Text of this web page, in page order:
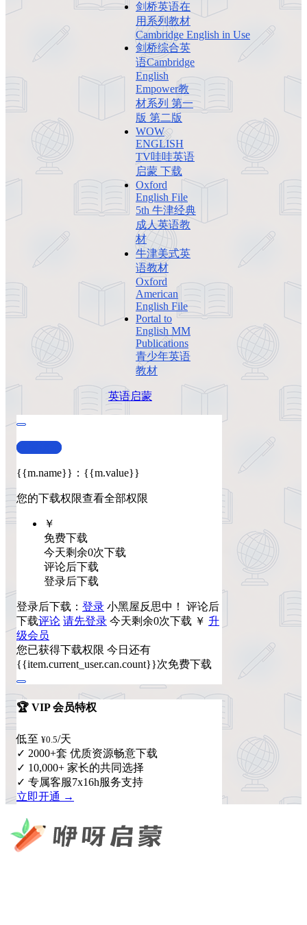
剑桥英语在
用系列教材
Cambridge English in Use
剑桥综合英
语Cambridge
English
Empower教
材系列 第一
版 第二版
WOW
ENGLISH
TV哇哇英语
启蒙 下载
Oxford
English File
5th 牛津经典
成人英语教
材
牛津美式英
语教材
Oxford
American
English File
Portal to
English MM
Publications
青少年英语
教材
英语启蒙
查看演示
{{m.name}} ： {{m.value}}
您的下载权限查看全部权限
￥
免费下载
今天剩余0次下载
评论后下载
登录后下载
登录后下载： 登录 小黑屋反思中！ 评论后
下载评论 请先登录 今天剩余0次下载 ￥ 升
级会员
您已获得下载权限 今日还有
{{item.current_user.can.count}}次免费下载
🏆 VIP 会员特权
低至 ¥0.5/天
✓ 2000+套 优质资源畅意下载
✓ 10,000+ 家长的共同选择
✓ 专属客服7x16h服务支持
立即开通 →